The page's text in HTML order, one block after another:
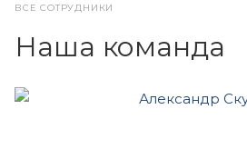
ВСЕ СОТРУДНИКИ
Наша команда